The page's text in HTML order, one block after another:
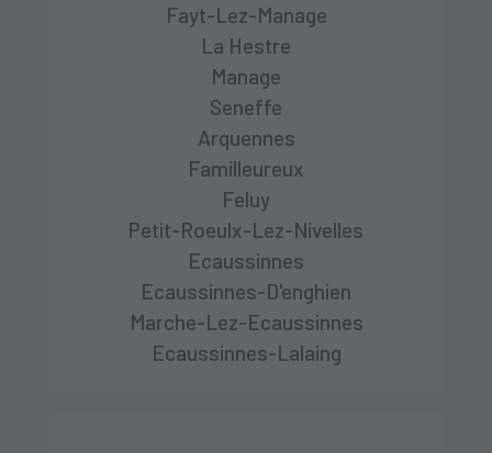
Fayt-Lez-Manage
La Hestre
Manage
Seneffe
Arquennes
Familleureux
Feluy
Petit-Roeulx-Lez-Nivelles
Ecaussinnes
Ecaussinnes-D'enghien
Marche-Lez-Ecaussinnes
Ecaussinnes-Lalaing